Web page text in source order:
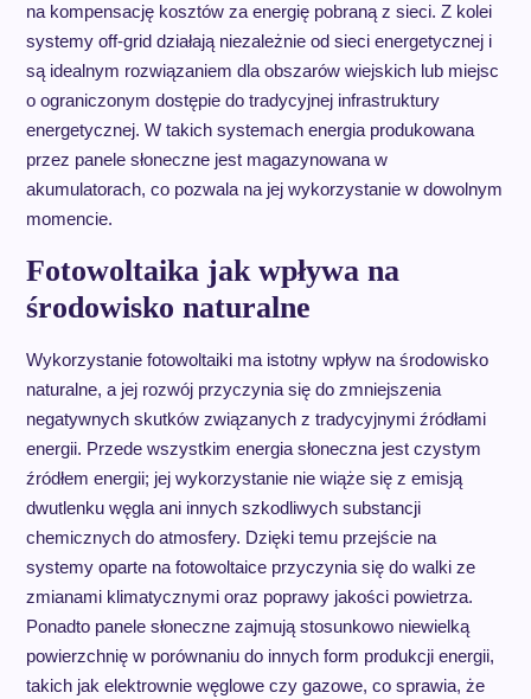
na kompensację kosztów za energię pobraną z sieci. Z kolei
systemy off-grid działają niezależnie od sieci energetycznej i
są idealnym rozwiązaniem dla obszarów wiejskich lub miejsc
o ograniczonym dostępie do tradycyjnej infrastruktury
energetycznej. W takich systemach energia produkowana
przez panele słoneczne jest magazynowana w
akumulatorach, co pozwala na jej wykorzystanie w dowolnym
momencie.
Fotowoltaika jak wpływa na
środowisko naturalne
Wykorzystanie fotowoltaiki ma istotny wpływ na środowisko
naturalne, a jej rozwój przyczynia się do zmniejszenia
negatywnych skutków związanych z tradycyjnymi źródłami
energii. Przede wszystkim energia słoneczna jest czystym
źródłem energii; jej wykorzystanie nie wiąże się z emisją
dwutlenku węgla ani innych szkodliwych substancji
chemicznych do atmosfery. Dzięki temu przejście na
systemy oparte na fotowoltaice przyczynia się do walki ze
zmianami klimatycznymi oraz poprawy jakości powietrza.
Ponadto panele słoneczne zajmują stosunkowo niewielką
powierzchnię w porównaniu do innych form produkcji energii,
takich jak elektrownie węglowe czy gazowe, co sprawia, że